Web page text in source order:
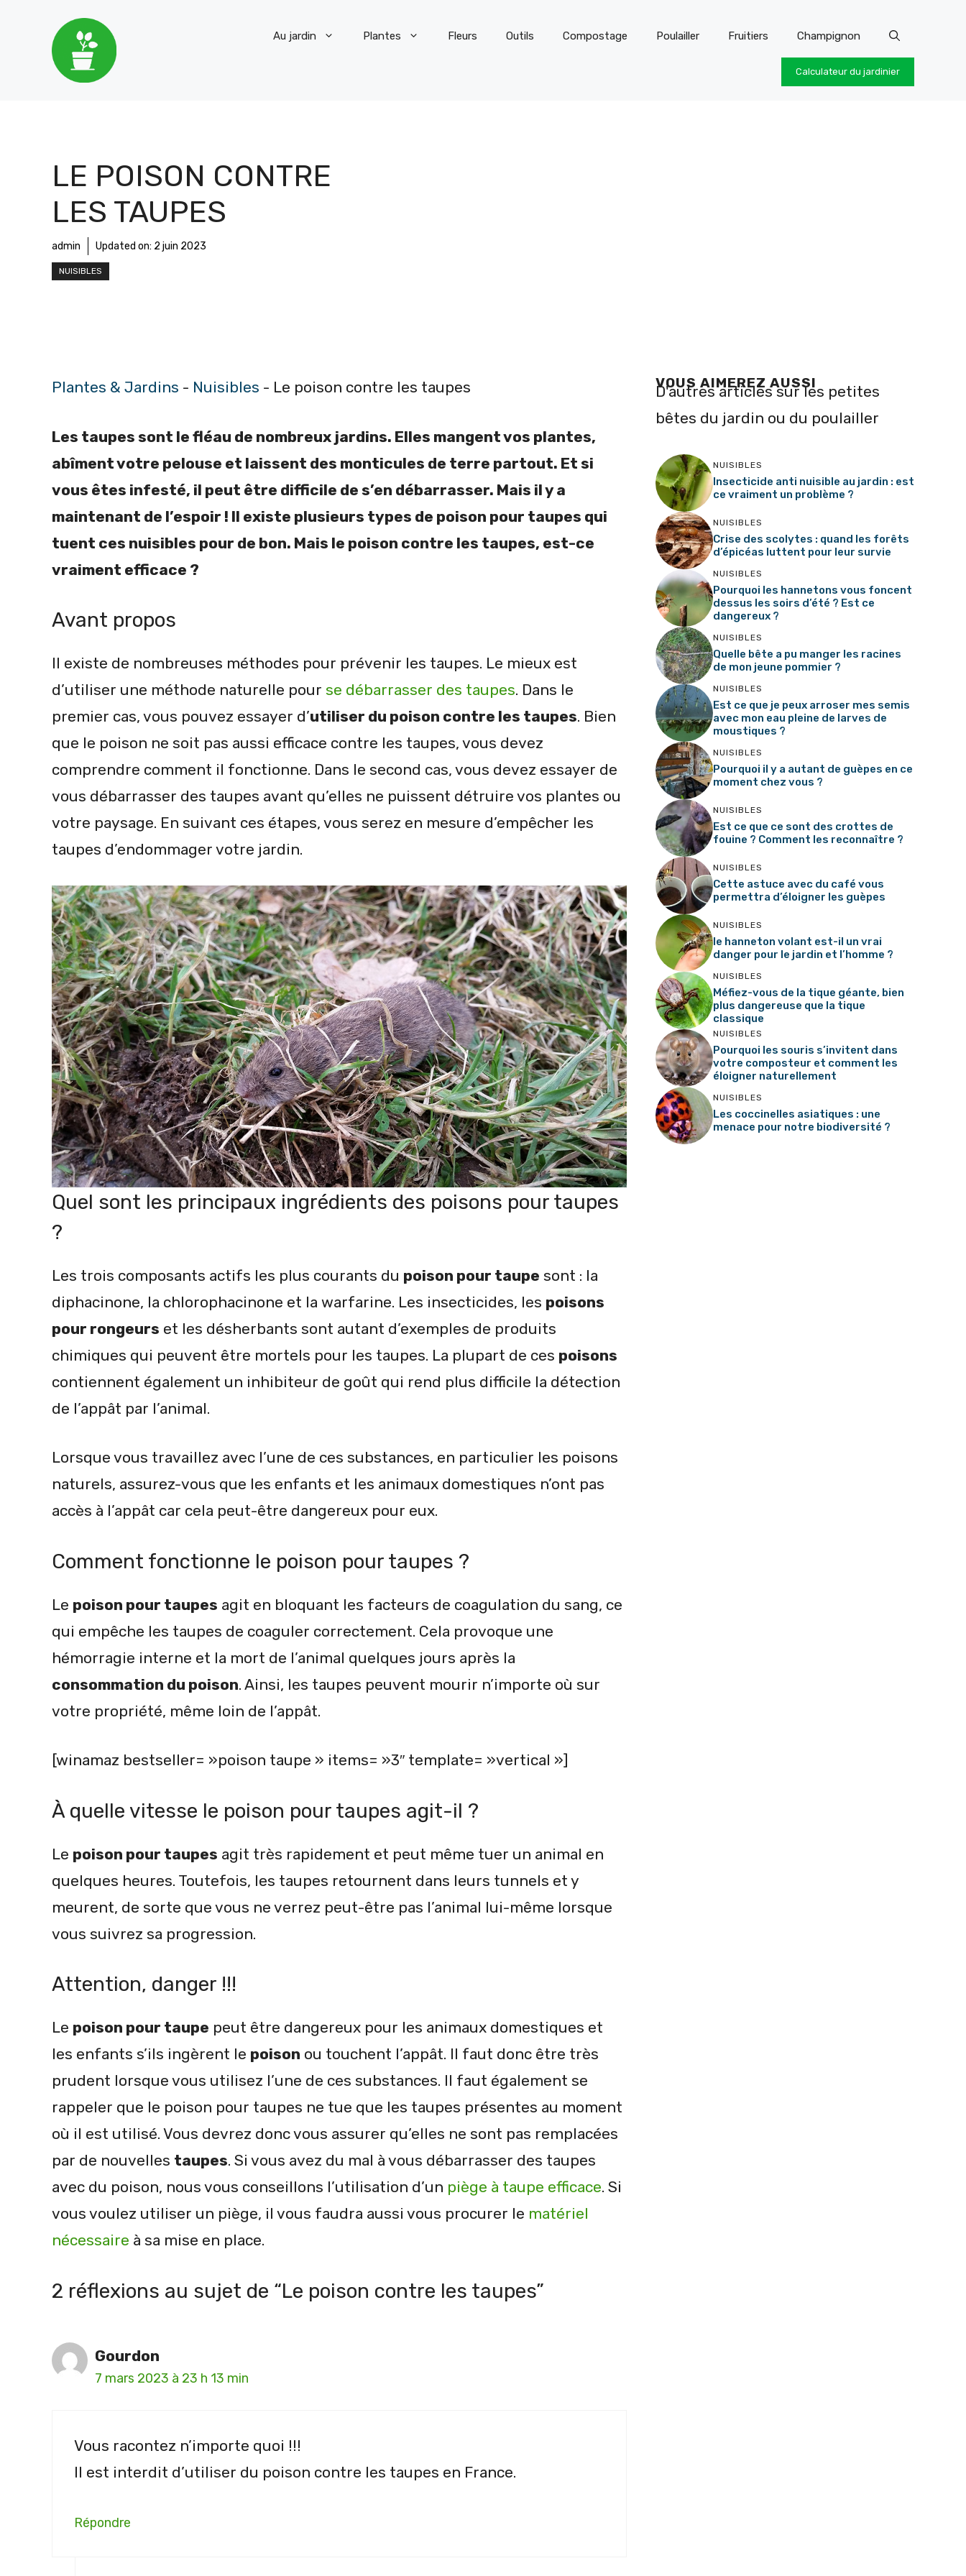
contenu
Au jardin Plantes Fleurs Outils Compostage Poulailler Fruitiers Champignon
Calculateur du jardinier
LE POISON CONTRE
LES TAUPES
admin Updated on: 2 juin 2023
NUISIBLES
Plantes & Jardins - Nuisibles - Le poison contre les taupes
Les taupes sont le fléau de nombreux jardins. Elles mangent vos plantes,
abîment votre pelouse et laissent des monticules de terre partout. Et si
vous êtes infesté, il peut être difficile de s’en débarrasser. Mais il y a
maintenant de l’espoir ! Il existe plusieurs types de poison pour taupes qui
tuent ces nuisibles pour de bon. Mais le poison contre les taupes, est-ce
vraiment efficace ?
Avant propos
Il existe de nombreuses méthodes pour prévenir les taupes. Le mieux est
d’utiliser une méthode naturelle pour se débarrasser des taupes. Dans le
premier cas, vous pouvez essayer d’utiliser du poison contre les taupes. Bien
que le poison ne soit pas aussi efficace contre les taupes, vous devez
comprendre comment il fonctionne. Dans le second cas, vous devez essayer de
vous débarrasser des taupes avant qu’elles ne puissent détruire vos plantes ou
votre paysage. En suivant ces étapes, vous serez en mesure d’empêcher les
taupes d’endommager votre jardin.
Quel sont les principaux ingrédients des poisons pour taupes
?
Les trois composants actifs les plus courants du poison pour taupe sont : la
diphacinone, la chlorophacinone et la warfarine. Les insecticides, les poisons
pour rongeurs et les désherbants sont autant d’exemples de produits
chimiques qui peuvent être mortels pour les taupes. La plupart de ces poisons
contiennent également un inhibiteur de goût qui rend plus difficile la détection
de l’appât par l’animal.
Lorsque vous travaillez avec l’une de ces substances, en particulier les poisons
naturels, assurez-vous que les enfants et les animaux domestiques n’ont pas
accès à l’appât car cela peut-être dangereux pour eux.
Comment fonctionne le poison pour taupes ?
Le poison pour taupes agit en bloquant les facteurs de coagulation du sang, ce
qui empêche les taupes de coaguler correctement. Cela provoque une
hémorragie interne et la mort de l’animal quelques jours après la
consommation du poison. Ainsi, les taupes peuvent mourir n’importe où sur
votre propriété, même loin de l’appât.
[winamaz bestseller= »poison taupe » items= »3″ template= »vertical »]
À quelle vitesse le poison pour taupes agit-il ?
Le poison pour taupes agit très rapidement et peut même tuer un animal en
quelques heures. Toutefois, les taupes retournent dans leurs tunnels et y
meurent, de sorte que vous ne verrez peut-être pas l’animal lui-même lorsque
vous suivrez sa progression.
Attention, danger !!!
Le poison pour taupe peut être dangereux pour les animaux domestiques et
les enfants s’ils ingèrent le poison ou touchent l’appât. Il faut donc être très
prudent lorsque vous utilisez l’une de ces substances. Il faut également se
rappeler que le poison pour taupes ne tue que les taupes présentes au moment
où il est utilisé. Vous devrez donc vous assurer qu’elles ne sont pas remplacées
par de nouvelles taupes. Si vous avez du mal à vous débarrasser des taupes
avec du poison, nous vous conseillons l’utilisation d’un piège à taupe efficace. Si
vous voulez utiliser un piège, il vous faudra aussi vous procurer le matériel
nécessaire à sa mise en place.
2 réflexions au sujet de “Le poison contre les taupes”
Gourdon
7 mars 2023 à 23 h 13 min
Vous racontez n’importe quoi !!!
Il est interdit d’utiliser du poison contre les taupes en France.
Répondre
VOUS AIMEREZ AUSSI
D'autres articles sur les petites
bêtes du jardin ou du poulailler
NUISIBLES
Insecticide anti nuisible au jardin : est
ce vraiment un problème ?
NUISIBLES
Crise des scolytes : quand les forêts
d’épicéas luttent pour leur survie
NUISIBLES
Pourquoi les hannetons vous foncent
dessus les soirs d’été ? Est ce
dangereux ?
NUISIBLES
Quelle bête a pu manger les racines
de mon jeune pommier ?
NUISIBLES
Est ce que je peux arroser mes semis
avec mon eau pleine de larves de
moustiques ?
NUISIBLES
Pourquoi il y a autant de guèpes en ce
moment chez vous ?
NUISIBLES
Est ce que ce sont des crottes de
fouine ? Comment les reconnaître ?
NUISIBLES
Cette astuce avec du café vous
permettra d’éloigner les guèpes
NUISIBLES
le hanneton volant est-il un vrai
danger pour le jardin et l’homme ?
NUISIBLES
Méfiez-vous de la tique géante, bien
plus dangereuse que la tique
classique
NUISIBLES
Pourquoi les souris s’invitent dans
votre composteur et comment les
éloigner naturellement
NUISIBLES
Les coccinelles asiatiques : une
menace pour notre biodiversité ?